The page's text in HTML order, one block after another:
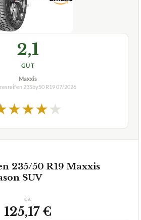
2,1
GUT
Maxxis
235by50 R1907/2026
★★★★
235/50 R19 Maxxis
SUV
ca.
125,17 €